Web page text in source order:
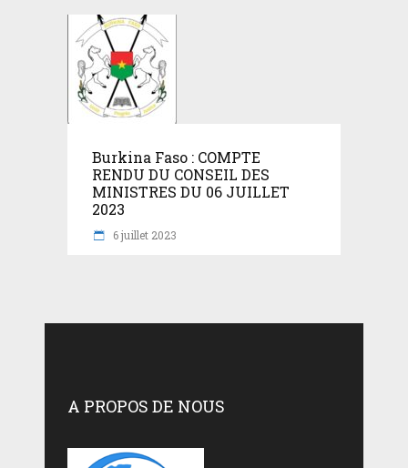
Burkina Faso : COMPTE
RENDU DU CONSEIL DES
MINISTRES DU 06 JUILLET
2023
6 juillet 2023
A PROPOS DE NOUS